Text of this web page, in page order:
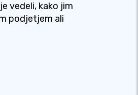
vedeli, kako jim
podjetjem ali